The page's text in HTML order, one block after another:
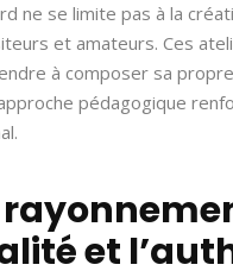
ne se limite pas à la
et amateurs. Ces
à composer sa
pédagogique
et